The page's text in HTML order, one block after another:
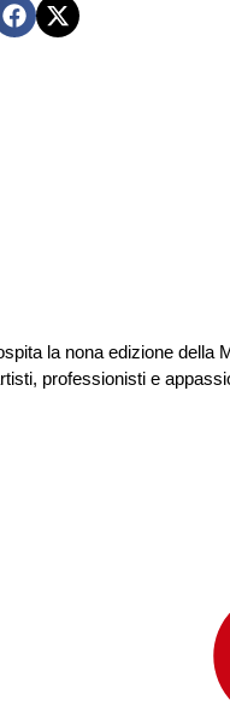
la nona edizione
professionisti e